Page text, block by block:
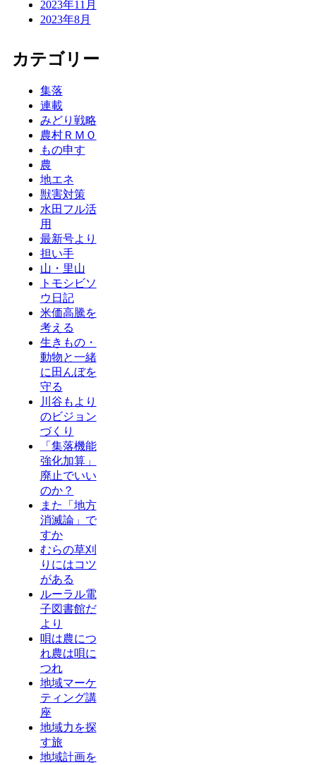
2023年11月
2023年8月
カテゴリー
集落
連載
みどり戦略
農村ＲＭＯ
もの申す
農
地エネ
獣害対策
水田フル活
用
最新号より
担い手
山・里山
トモシビソ
ウ日記
米価高騰を
考える
生きもの・
動物と一緒
に田んぼを
守る
川谷もより
のビジョン
づくり
「集落機能
強化加算」
廃止でいい
のか？
また「地方
消滅論」で
すか
むらの草刈
りにはコツ
がある
ルーラル電
子図書館だ
より
唄は農につ
れ農は唄に
つれ
地域マーケ
ティング講
座
地域力を探
す旅
地域計画を